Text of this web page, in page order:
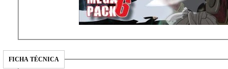
FICHA TÉCNICA